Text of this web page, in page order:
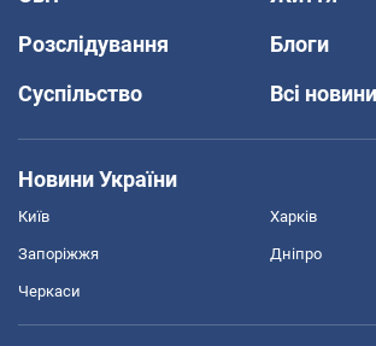
Розслідування
Блоги
Суспільство
Всі новини
Новини України
Київ Харків
Запоріжжя Дніпро
Черкаси